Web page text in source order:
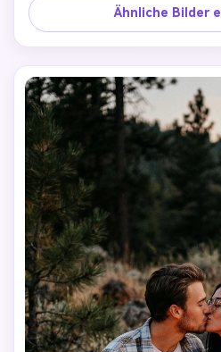
wie ein echtes Paarfoto, nicht
Ähnliche Bilder